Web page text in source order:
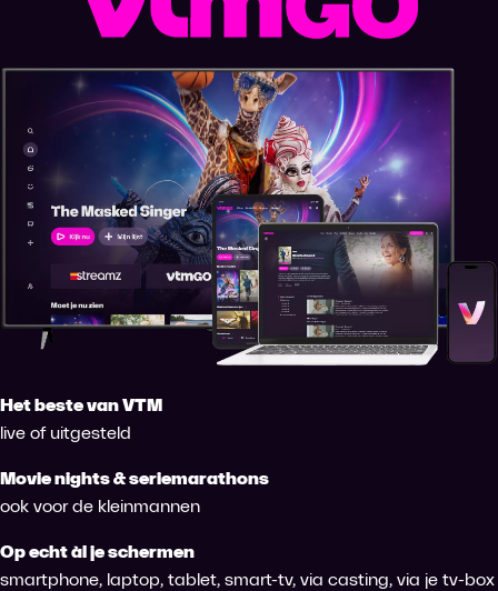
Het beste van VTM
live of uitgesteld
Movie nights & seriemarathons
ook voor de kleinmannen
Op echt àl je schermen
smartphone, laptop, tablet, smart-tv, via casting, via je tv-box